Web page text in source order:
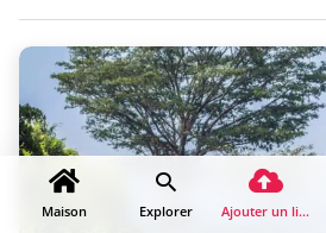
Maison Explorer Ajouter un lieu